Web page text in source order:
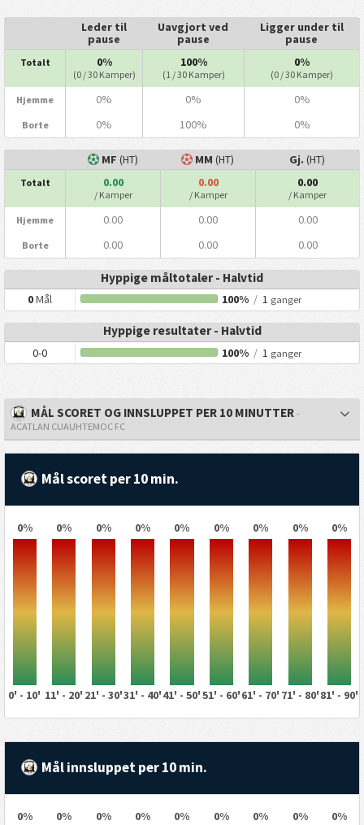
Leder til
pause
Uavgjort ved
pause
Ligger under til
pause
Totalt 0%
(0 / 30 Kamper)
100%
(1 / 30 Kamper)
0%
(0 / 30 Kamper)
Hjemme 0% 0% 0%
Borte 0% 100% 0%
MF (HT) MM (HT) Gj. (HT)
Totalt 0.00
/ Kamper
0.00
/ Kamper
0.00
/ Kamper
Hjemme 0.00 0.00 0.00
Borte 0.00 0.00 0.00
Hyppige måltotaler - Halvtid
0Mål 100% / 1 ganger
Hyppige resultater - Halvtid
0-0 100% / 1 ganger
MÅL SCORET OG INNSLUPPET PER 10 MINUTTER -
ACATLAN CUAUHTEMOC FC
Mål scoret per 10 min.
0% 0% 0% 0% 0% 0% 0% 0% 0%
0' - 10' 11' - 20' 21' - 30'31' - 40'41' - 50'51' - 60'61' - 70' 71' - 80'81' - 90'
Mål innsluppet per 10 min.
0% 0% 0% 0% 0% 0% 0% 0% 0%